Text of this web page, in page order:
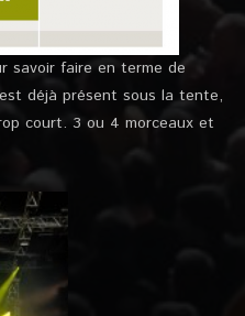
savoir faire en terme de
déjà présent sous la tente,
court. 3 ou 4 morceaux et